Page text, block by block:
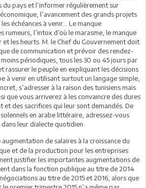
du pays et l’informer régulièrement sur
l’avancement des grands projets
échéances à venir... Le manque
rumeurs, l’intox d’où le marasme, le manque
et les heurts. M. le Chef du Gouvernement doit
de communication et prévoir des rendez-
périodiques, tous les 30 ou 45 jours par
le peuple en expliquant les décisions
à venir en utilisant surtout un langage simple,
s’adresser à la raison des tunisiens mais
que vous arriverez à les convaincre des dures
et des sacrifices qui leur sont demandés. De
en arabe littéraire, adressez-vous
leur dialecte quotidien.
de salaires à la croissance du
et de la production pour les entreprises
justifier les importantes augmentations de
dans la fonction publique au titre de 2014
au titre de 2015 et 2016, alors que